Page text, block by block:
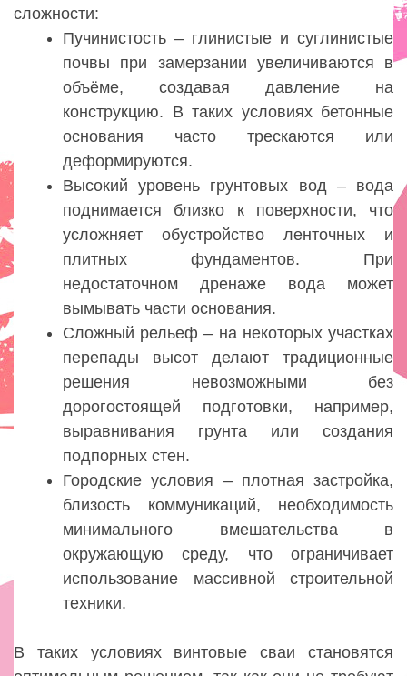
сложности:
Пучинистость – глинистые и суглинистые
почвы при замерзании увеличиваются в
объёме, создавая давление на
конструкцию. В таких условиях бетонные
основания часто трескаются или
деформируются.
Высокий уровень грунтовых вод – вода
поднимается близко к поверхности, что
усложняет обустройство ленточных и
плитных фундаментов. При
недостаточном дренаже вода может
вымывать части основания.
Сложный рельеф – на некоторых участках
перепады высот делают традиционные
решения невозможными без
дорогостоящей подготовки, например,
выравнивания грунта или создания
подпорных стен.
Городские условия – плотная застройка,
близость коммуникаций, необходимость
минимального вмешательства в
окружающую среду, что ограничивает
использование массивной строительной
техники.
В таких условиях винтовые сваи становятся